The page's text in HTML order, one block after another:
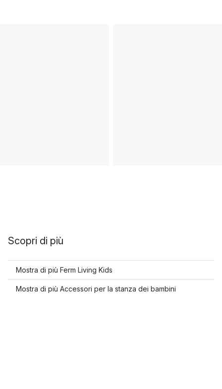
Scopri di più
Mostra di più Ferm Living Kids
Mostra di più Accessori per la stanza dei bambini